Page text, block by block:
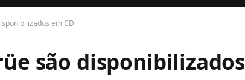
em CD
são disponibilizados